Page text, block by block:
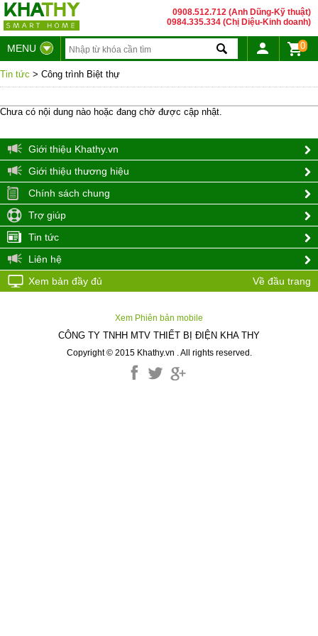
0908.512.712 (Anh Dũng-Kỹ thuật)
0984.335.334 (Chị Diệu-Kinh doanh)
0
MENU
Tin tức > Công trình Biệt thự
Chưa có nội dung nào hoặc đang chờ được cập nhật.
Giới thiệu Khathy.vn
Giới thiệu thương hiệu
Chính sách chung
Trợ giúp
Tin tức
Liên hệ
Xem bản đầy đủ
Về đầu trang
Xem Phiên bản mobile
CÔNG TY TNHH MTV THIẾT BỊ ĐIỆN KHA THY
Copyright © 2015 Khathy.vn . All rights reserved.